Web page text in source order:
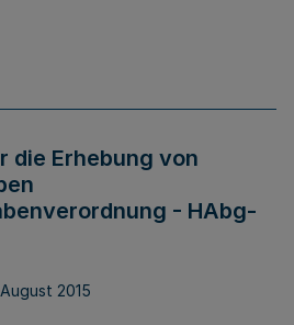
die Erhebung von
- HAbg-
2015